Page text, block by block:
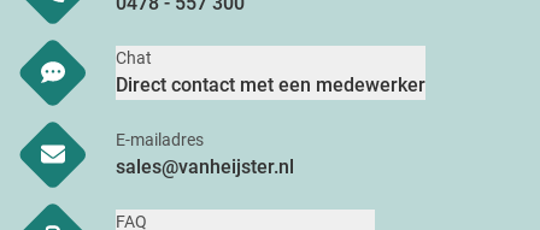
Chat
Direct contact met een medewerker
E-mailadres
sales@vanheijster.nl
FAQ